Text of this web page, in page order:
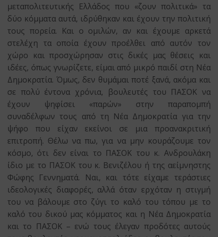
μεταπολιτευτικής Ελλάδος που «ζουν πολιτικά» τα
δύο κόμματα αυτά, ιδρύθηκαν και έχουν την πολιτική
τους πορεία. Και ο ομιλών, αν και έχουμε αρκετά
στελέχη τα οποία έχουν προέλθει από αυτόν τον
χώρο και προσχώρησαν στις δικές μας θέσεις και
ιδέες, όπως γνωρίζετε, είμαι από μικρό παιδί στη Νέα
Δημοκρατία. Όμως, δεν θυμάμαι ποτέ ξανά, ακόμα και
σε πολύ έντονα χρόνια, βουλευτές του ΠΑΣΟΚ να
έχουν ψηφίσει «παρών» στην παραπομπή
συναδέλφων τους από τη Νέα Δημοκρατία για την
ψήφο που είχαν εκείνοι σε μια προανακριτική
επιτροπή. Θέλω να πω, για να μην κουράζουμε τον
κόσμο, ότι δεν είναι το ΠΑΣΟΚ του κ. Ανδρουλάκη
ίδιο με το ΠΑΣΟΚ του κ. Βενιζέλου ή της αείμνηστης
Φώφης Γεννηματά. Ναι, και τότε είχαμε τεράστιες
ιδεολογικές διαφορές, αλλά όταν ερχόταν η στιγμή
του να βάλουμε στο ζύγι το καλό του τόπου με το
καλό του δικού μας κόμματος και η Νέα Δημοκρατία
και το ΠΑΣΟΚ – ενώ τους έλεγαν προδότες αυτούς